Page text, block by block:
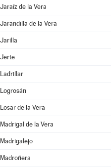
Jaraíz de la Vera
Jarandilla de la Vera
Jarilla
Jerte
Ladrillar
Logrosán
Losar de la Vera
Madrigal de la Vera
Madrigalejo
Madroñera